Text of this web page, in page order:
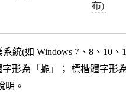
布)
統(如 Windows 7、8、10、
形為「 蛫 」； 標楷體字形
明。